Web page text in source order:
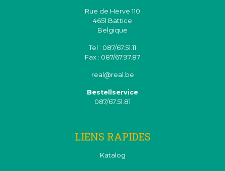
Rue de Herve 110
4651 Battice
Belgique
Tel : 087/67.51.11
Fax : 087/67.97.87
real@real.be
Bestellservice
087/67.51.81
LIENS RAPIDES
Katalog